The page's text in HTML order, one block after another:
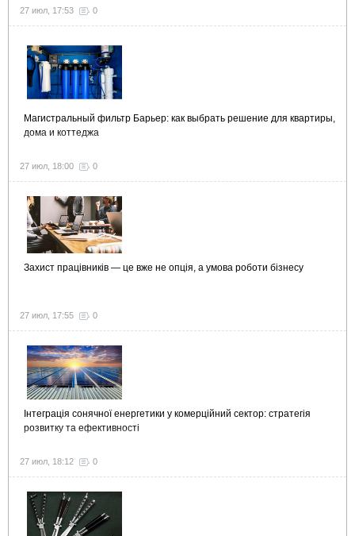
27 июл, 17:53 0
Магистральный фильтр Барьер: как выбрать решение для квартиры,
дома и коттеджа
27 июл, 18:00 0
Захист працівників — це вже не опція, а умова роботи бізнесу
27 июл, 17:55 0
Інтеграція сонячної енергетики у комерційний сектор: стратегія
розвитку та ефективності
27 июл, 18:12 0